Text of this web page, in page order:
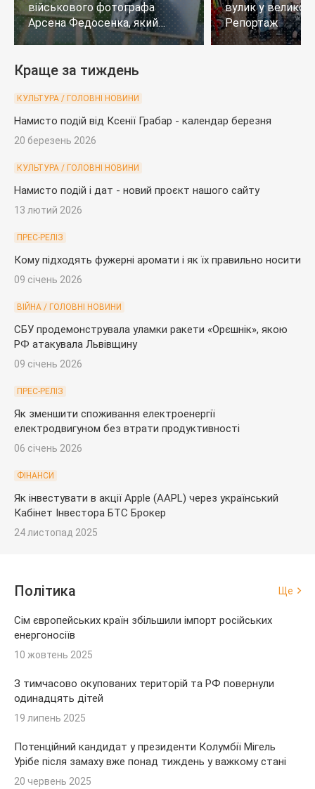
військового фотографа
Арсена Федосенка, який
загинув на війні
вулик у
Репортаж
Краще за тиждень
КУЛЬТУРА / ГОЛОВНІ НОВИНИ
Намисто подій від Ксенії Грабар - календар березня
20 березень 2026
КУЛЬТУРА / ГОЛОВНІ НОВИНИ
Намисто подій і дат - новий проєкт нашого сайту
13 лютий 2026
ПРЕС-РЕЛІЗ
Кому підходять фужерні аромати і як їх правильно носити
09 січень 2026
ВІЙНА / ГОЛОВНІ НОВИНИ
СБУ продемонструвала уламки ракети «Орєшнік», якою
РФ атакувала Львівщину
09 січень 2026
ПРЕС-РЕЛІЗ
Як зменшити споживання електроенергії
електродвигуном без втрати продуктивності
06 січень 2026
ФІНАНСИ
Як інвестувати в акції Apple (AAPL) через український
Кабінет Інвестора БТС Брокер
24 листопад 2025
Політика Ще
Сім європейських країн збільшили імпорт російських
енергоносіїв
10 жовтень 2025
З тимчасово окупованих територій та РФ повернули
одинадцять дітей
19 липень 2025
Потенційний кандидат у президенти Колумбії Мігель
Урібе після замаху вже понад тиждень у важкому стані
20 червень 2025